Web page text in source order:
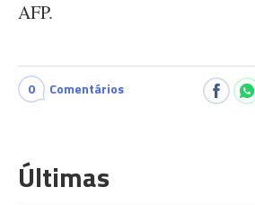
AFP.
0 Comentários
Últimas